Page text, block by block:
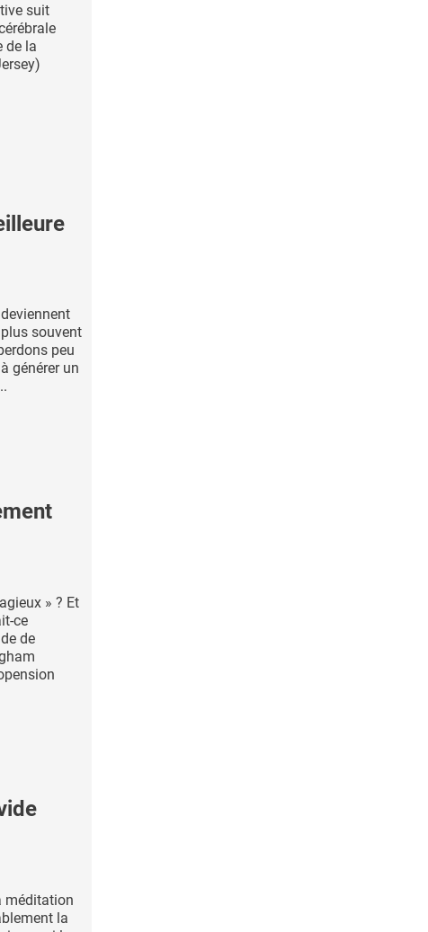
suit
de la
souvent
peu
générer un
» ? Et
ce
de
méditation
la